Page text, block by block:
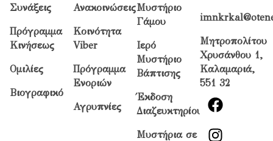
Συνάξεις
Πρόγραμμα
Κινήσεως
Ομιλίες
Βιογραφικό
Ανακοινώσεις
Κοινότητα
Viber
Πρόγραμμα
Ενοριών
Αγρυπνίες
Μυστήριο
Γάμου
Ιερό
Μυστήριο
Βάπτισης
Έκδοση
Διαζευκτηρίου
Μυστήρια σε
Μητροπολίτου
Χρυσάνθου 1,
Καλαμαριά,
551 32